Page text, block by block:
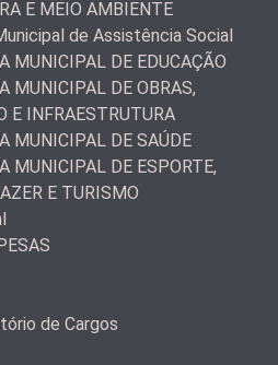
E MEIO AMBIENTE
de Assistência Social
MUNICIPAL DE EDUCAÇÃO
MUNICIPAL DE OBRAS,
E INFRAESTRUTURA
MUNICIPAL DE SAÚDE
MUNICIPAL DE ESPORTE,
E TURISMO
de Cargos